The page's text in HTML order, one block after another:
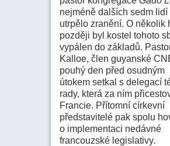
nejméně dalších sedm lidí
utrpělo zranění. O několik
později byl kostel tohoto
vypálen do základů.
Kalloe, člen guyanské
pouhý den před osudným
útokem setkal s delegací
rady, která za ním
Francie. Přítomní církevní
představitelé pak spolu
o implementaci nedávné
francouzské legislativy.